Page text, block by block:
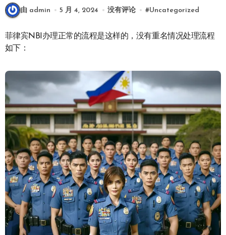
由 admin 5 月 4, 2024 没有评论 #Uncategorized
菲律宾NBI办理正常的流程是这样的，没有重名情况处理流程
如下：